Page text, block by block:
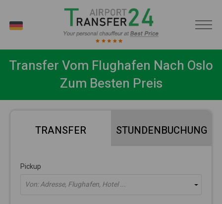
Transfer Vom Flughafen Nach Oslo
Zum Besten Preis
TRANSFER STUNDENBUCHUNG
Pickup
Von: Adresse, Flughafen, Hotel ...